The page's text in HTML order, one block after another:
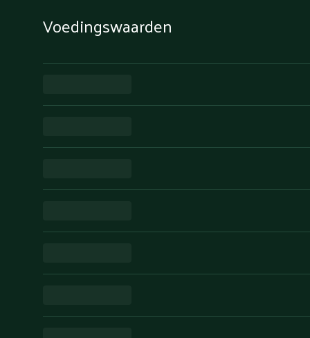
Voedingswaarden